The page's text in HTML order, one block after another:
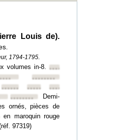
Louis de).
1794-1795.
volumes in-8. ••••••••
••••••••
•••••••• ••••••••••••••••
••••••••
Demi-
ornés, pièces de
maroquin rouge
97319)